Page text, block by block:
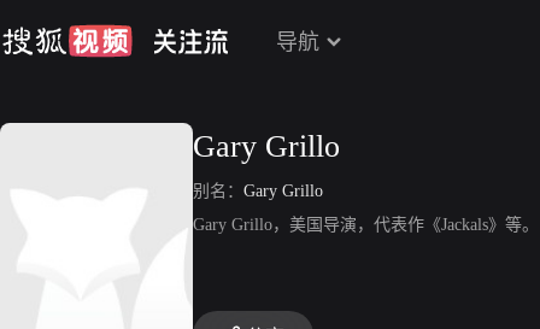
导航
Gary Grillo
别名： Gary Grillo
Gary Grillo，美国导演，代表作《Jackals》等。